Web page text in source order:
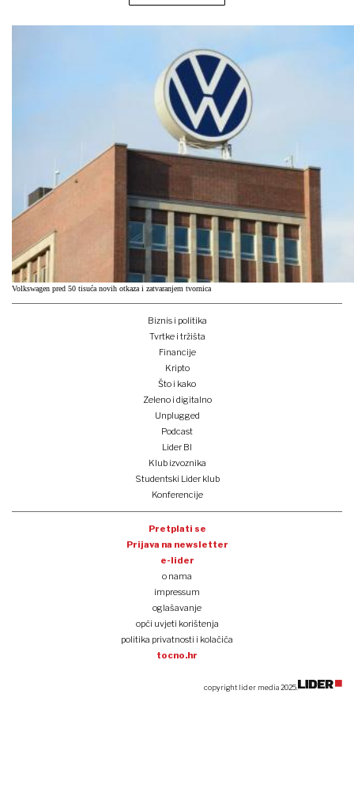
Volkswagen pred 50 tisuća novih otkaza i zatvaranjem tvornica
Biznis i politika
Tvrtke i tržišta
Financije
Kripto
Što i kako
Zeleno i digitalno
Unplugged
Podcast
Lider BI
Klub izvoznika
Studentski Lider klub
Konferencije
Pretplati se
Prijava na newsletter
e-lider
o nama
impressum
oglašavanje
opći uvjeti korištenja
politika privatnosti i kolačića
tocno.hr
copyright lider media 2025.